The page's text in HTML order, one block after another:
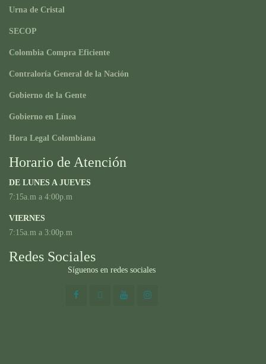
Urna de Cristal
SECOP
Colombia Compra Eficiente
Contraloría General de la Nación
Gobierno de la Gente
Gobierno en Línea
Hora Legal Colombiana
Horario de Atención
DE LUNES A JUEVES
7:15a.m a 4:00p.m
VIERNES
7:15a.m a 3:00p.m
Redes Sociales
Síguenos en redes sociales